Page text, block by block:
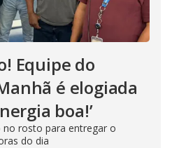
Equipe do
é elogiada
boa!’
rosto para entregar o
do dia